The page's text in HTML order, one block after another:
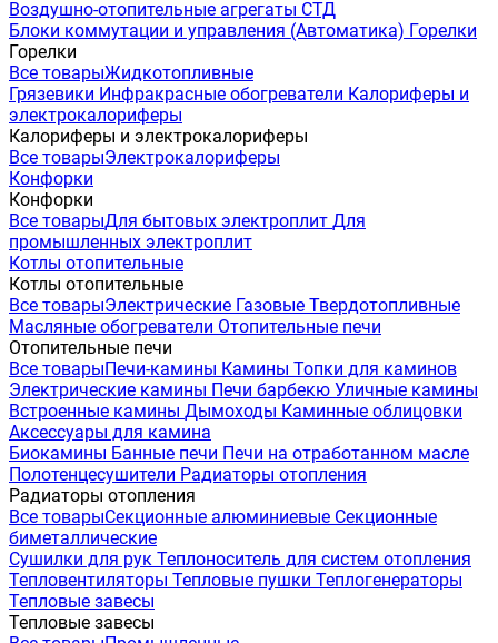
Воздушно-отопительные агрегаты СТД
Блоки коммутации и управления (Автоматика) Горелки
Горелки
Все товарыЖидкотопливные
Грязевики Инфракрасные обогреватели Калориферы и
электрокалориферы
Калориферы и электрокалориферы
Все товарыЭлектрокалориферы
Конфорки
Конфорки
Все товарыДля бытовых электроплит Для
промышленных электроплит
Котлы отопительные
Котлы отопительные
Все товарыЭлектрические Газовые Твердотопливные
Масляные обогреватели Отопительные печи
Отопительные печи
Все товарыПечи-камины Камины Топки для каминов
Электрические камины Печи барбекю Уличные камины
Встроенные камины Дымоходы Каминные облицовки
Аксессуары для камина
Биокамины Банные печи Печи на отработанном масле
Полотенцесушители Радиаторы отопления
Радиаторы отопления
Все товарыСекционные алюминиевые Секционные
биметаллические
Сушилки для рук Теплоноситель для систем отопления
Тепловентиляторы Тепловые пушки Теплогенераторы
Тепловые завесы
Тепловые завесы